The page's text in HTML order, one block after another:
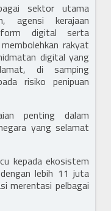
sektor utama
agensi kerajaan
digital serta
rakyat
digital yang
di samping
risiko penipuan
penting dalam
yang selamat
kepada ekosistem
lebih 11 juta
merentasi pelbagai